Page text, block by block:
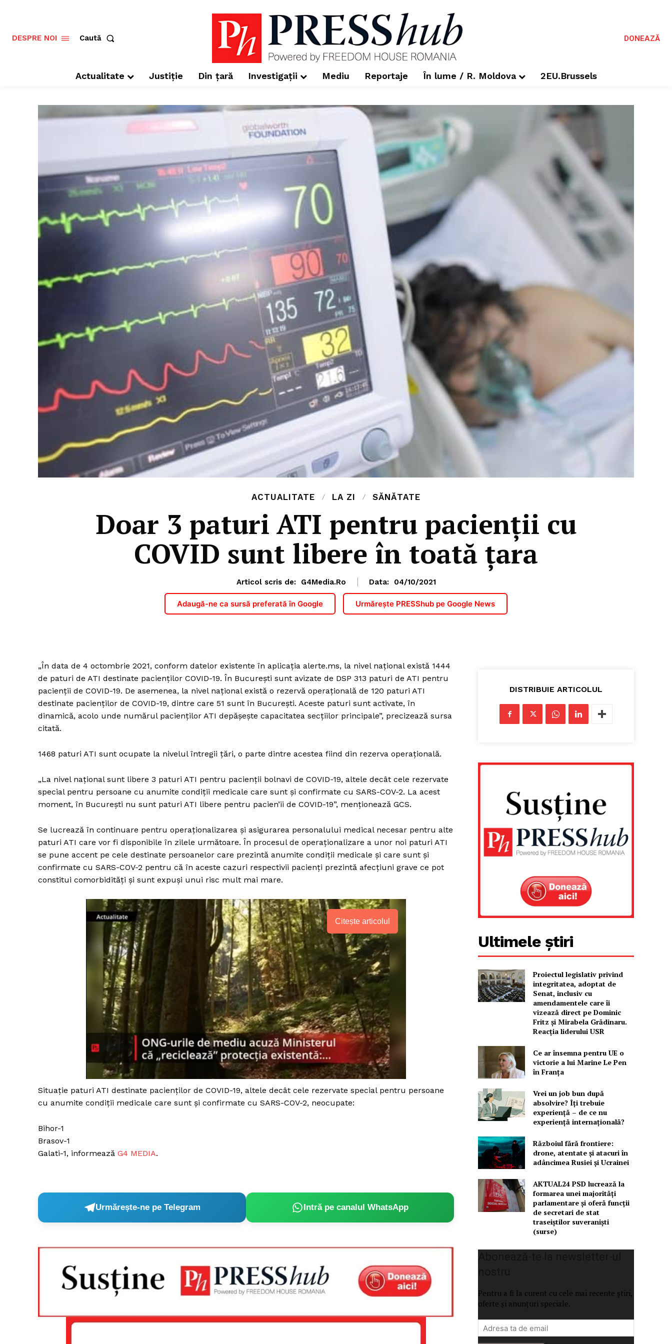
ROMÂNIA
PRESShub
Despre noi / Echipa
DESPRE NOI Caută DONEAZĂ
Actualitate Justiție Din țară Investigații Mediu Reportaje În lume / R. Moldova 2EU.Brussels
ACTUALITATE LA ZI SĂNĂTATE
Doar 3 paturi ATI pentru pacienții cu
COVID sunt libere în toată țara
Articol scris de: G4Media.ro Data: 04/10/2021
Adaugă-ne ca sursă preferată în Google Urmărește PRESShub pe Google News
„În data de 4 octombrie 2021, conform datelor existente în aplicația alerte.ms, la nivel național există 1444
de paturi de ATI destinate pacienților COVID-19. În București sunt avizate de DSP 313 paturi de ATI pentru
pacienții de COVID-19. De asemenea, la nivel național există o rezervă operațională de 120 paturi ATI
destinate pacienților de COVID-19, dintre care 51 sunt în București. Aceste paturi sunt activate, în
dinamică, acolo unde numărul pacienților ATI depășește capacitatea secțiilor principale”, precizează sursa
citată.
1468 paturi ATI sunt ocupate la nivelul întregii țări, o parte dintre acestea fiind din rezerva operațională.
„La nivel național sunt libere 3 paturi ATI pentru pacienții bolnavi de COVID-19, altele decât cele rezervate
special pentru persoane cu anumite condiții medicale care sunt și confirmate cu SARS-COV-2. La acest
moment, în București nu sunt paturi ATI libere pentru pacien’ii de COVID-19”, menționează GCS.
Se lucrează în continuare pentru operaționalizarea și asigurarea personalului medical necesar pentru alte
paturi ATI care vor fi disponibile în zilele următoare. În procesul de operaționalizare a unor noi paturi ATI
se pune accent pe cele destinate persoanelor care prezintă anumite condiții medicale și care sunt și
confirmate cu SARS-COV-2 pentru că în aceste cazuri respectivii pacienți prezintă afecțiuni grave ce pot
constitui comorbidități și sunt expuși unui risc mult mai mare.
Citește articolul
Situație paturi ATI destinate pacienților de COVID-19, altele decât cele rezervate special pentru persoane
cu anumite condiții medicale care sunt și confirmate cu SARS-COV-2, neocupate:
Bihor-1
Brasov-1
Galati-1, informează G4 MEDIA.
Urmărește-ne pe Telegram Intră pe canalul WhatsApp
DISTRIBUIE ARTICOLUL
Ultimele știri
Proiectul legislativ privind
integritatea, adoptat de
Senat, inclusiv cu
amendamentele care îi
vizează direct pe Dominic
Fritz și Mirabela Grădinaru.
Reacția liderului USR
Ce ar însemna pentru UE o
victorie a lui Marine Le Pen
în Franța
Vrei un job bun după
absolvire? Îți trebuie
experiență – de ce nu
experiență internațională?
Războiul fără frontiere:
drone, atentate și atacuri în
adâncimea Rusiei și Ucrainei
AKTUAL24 PSD lucrează la
formarea unei majorităţi
parlamentare și oferă funcții
de secretari de stat
traseiștilor suveraniști
(surse)
Pentru a fi la curent cu cele mai recente știri,
oferte și anunțuri speciale.